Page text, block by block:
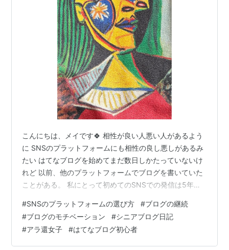
こんにちは、メイです🍀 相性が良い人悪い人があるよう
に SNSのプラットフォームにも相性の良し悪しがあるみ
たい はてなブログを始めてまだ数日しかたっていないけ
れど 以前、他のプラットフォームでブログを書いていた
ことがある。 私にとって初めてのSNSでの発信は5年く
らなくて 家にこもることが増えた時期と重なって 私は何
か家できることを探していて 以前から興味があった『ブ
ログを書いてみようかな』と思い立ったのだ。 コロナで
人との交流が制限されて それでも誰かと繋がりたく
#SNSのプラットフォームの選び方 #ブログの継続
#ブログのモチベーション #シニアブログ日記
#アラ還女子 #はてなブログ初心者